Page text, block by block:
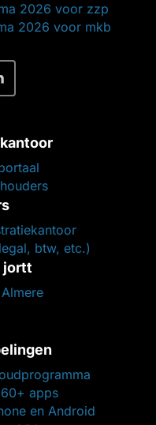
2026 voor zzp
2026 voor mkb
btw, etc.)
jortt
apps
en Android